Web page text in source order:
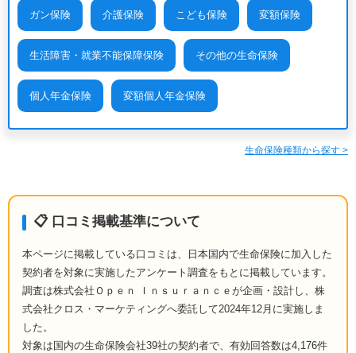
ガン保険 介護保険 こども保険 変額保険
生活障害・就業不能保障保険 その他の生命保険
個人年金保険 変額個人年金保険
生命保険種類から探す >
📋 口コミ掲載基準について
本ページに掲載している口コミは、日本国内で生命保険に加入した
契約者を対象に実施したアンケート調査をもとに掲載しています。
調査は株式会社Ｏｐｅｎ Ｉｎｓｕｒａｎｃｅが企画・設計し、株
式会社クロス・マーケティングへ委託して2024年12月に実施しま
した。
対象は国内の生命保険会社39社の契約者で、有効回答数は4,176件